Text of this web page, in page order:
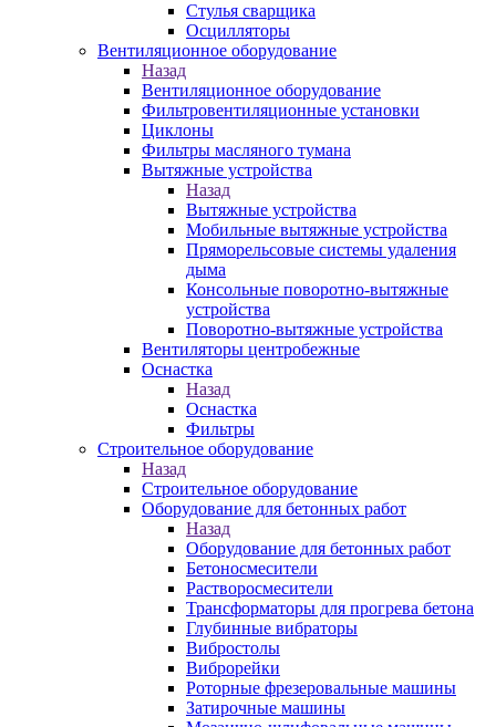
Стулья сварщика
Осцилляторы
Вентиляционное оборудование
Назад
Вентиляционное оборудование
Фильтровентиляционные установки
Циклоны
Фильтры масляного тумана
Вытяжные устройства
Назад
Вытяжные устройства
Мобильные вытяжные устройства
Пряморельсовые системы удаления
дыма
Консольные поворотно-вытяжные
устройства
Поворотно-вытяжные устройства
Вентиляторы центробежные
Оснастка
Назад
Оснастка
Фильтры
Строительное оборудование
Назад
Строительное оборудование
Оборудование для бетонных работ
Назад
Оборудование для бетонных работ
Бетоносмесители
Растворосмесители
Трансформаторы для прогрева бетона
Глубинные вибраторы
Вибростолы
Виброрейки
Роторные фрезеровальные машины
Затирочные машины